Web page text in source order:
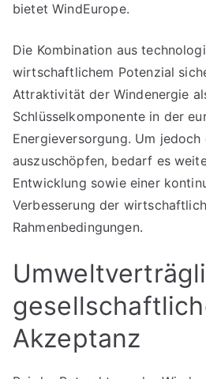
bietet WindEurope.
Die Kombination aus
wirtschaftlichem Potenzial
Attraktivität der Windenergie
Schlüsselkomponente in der
Energieversorgung. Um
auszuschöpfen, bedarf es
Entwicklung sowie einer
Verbesserung der
Rahmenbedingungen.
Akzeptanz